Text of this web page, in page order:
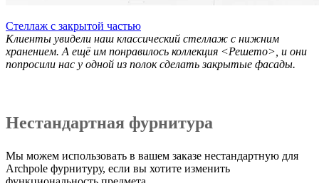
Стеллаж с закрытой частью
Клиенты увидели наш классический стеллаж с нижним
хранением. А ещё им понравилось коллекция <Решето>, и они
попросили нас у одной из полок сделать закрытые фасады.
Нестандартная фурнитура
Мы можем использовать в вашем заказе нестандартную для
Archpole фурнитуру, если вы хотите изменить